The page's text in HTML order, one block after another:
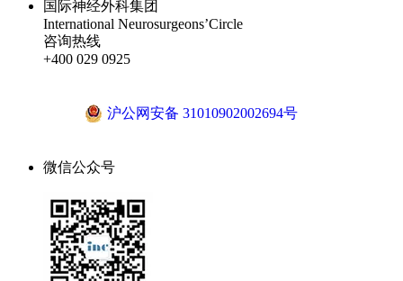
国际神经外科集团
International Neurosurgeons’Circle
咨询热线
+400 029 0925
沪公网安备 31010902002694号
微信公众号